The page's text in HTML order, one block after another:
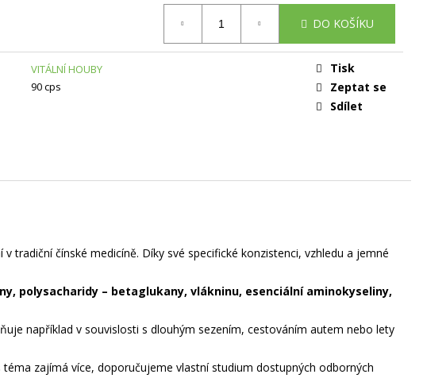
DO KOŠÍKU
VITÁLNÍ HOUBY
90 cps
Tisk
Zeptat se
Sdílet
tradiční čínské medicíně. Díky své specifické konzistenci, vzhledu a jemné
polysacharidy – betaglukany, vlákninu, esenciální aminokyseliny,
například v souvislosti s dlouhým sezením, cestováním autem nebo lety
zajímá více, doporučujeme vlastní studium dostupných odborných